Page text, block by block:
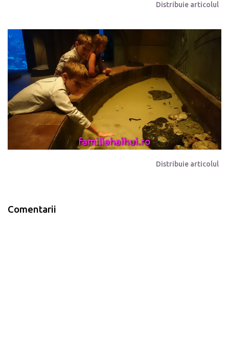
Distribuie articolul
Distribuie articolul
Comentarii